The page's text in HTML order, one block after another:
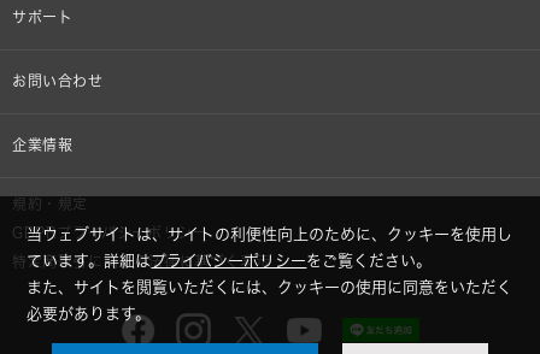
車載製品
部品/付属品
設備音響機器
半導体レーザー応用製品
サポート
個人向け製品サポート
お問い合わせ
その他、メディア 取材関連等のお問い合わせ
企業情報
株式会社オーディオテクニカ
採用情報
GLOBAL-オーディオテクニカ
規約・規定
GDPRプライバシーポリシー
特定商取引に関する法律に基づく表示
当ウェブサイトは、サイトの利便性向上のために、クッキーを使用し
ています。詳細はプライバシーポリシーをご覧ください。
また、サイトを閲覧いただくには、クッキーの使用に同意をいただく
必要があります。